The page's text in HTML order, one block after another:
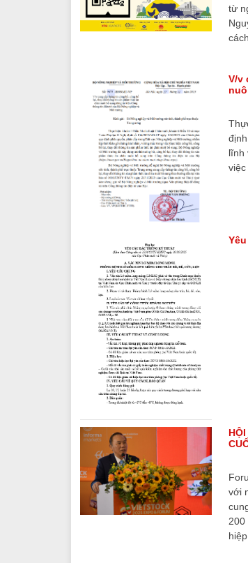
từ
V/v
lĩnh
với
200